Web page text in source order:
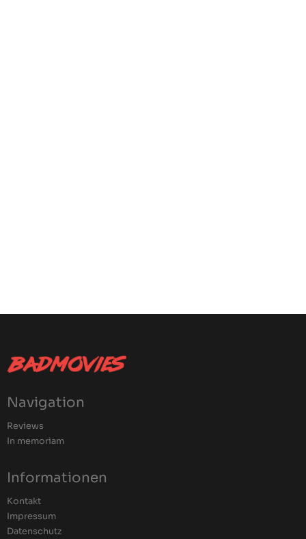
Navigation
Reviews
In memoriam
Informationen
Kontakt
Impressum
Datenschutz